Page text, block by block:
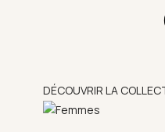
DÉCOUVRIR LA